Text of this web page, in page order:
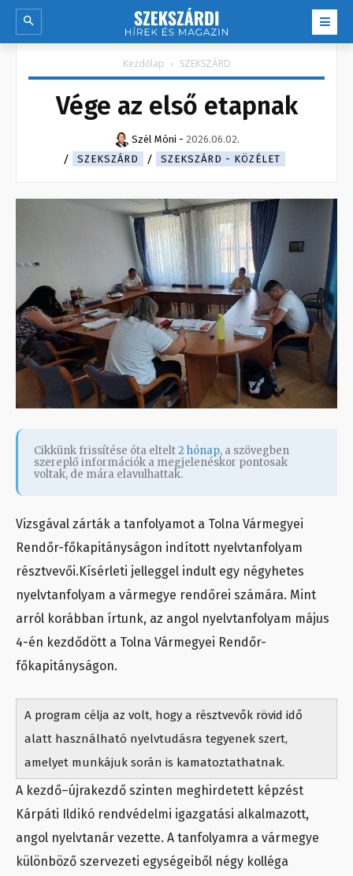
Kezdőlap SZEKSZÁRD
Vége az első etapnak
Szél Móni - 2026.06.02.
SZEKSZÁRD
SZEKSZÁRD - KÖZÉLET
Cikkünk frissítése óta eltelt2 hónap, a szövegben
szereplő információk a megjelenéskor pontosak
voltak, de mára elavulhattak.
Vizsgával zárták a tanfolyamot a Tolna Vármegyei
Rendőr-főkapitányságon indított nyelvtanfolyam
résztvevői.Kísérleti jelleggel indult egy négyhetes
nyelvtanfolyam a vármegye rendőrei számára. Mint
arról korábban írtunk, az angol nyelvtanfolyam május
4-én kezdődött a Tolna Vármegyei Rendőr-
főkapitányságon.
A program célja az volt, hogy a résztvevők rövid idő
alatt használható nyelvtudásra tegyenek szert,
amelyet munkájuk során is kamatoztathatnak.
A kezdő–újrakezdő szinten meghirdetett képzést
Kárpáti Ildikó rendvédelmi igazgatási alkalmazott,
angol nyelvtanár vezette. A tanfolyamra a vármegye
különböző szervezeti egységeiből négy kolléga